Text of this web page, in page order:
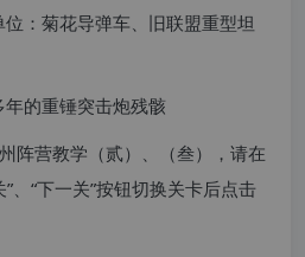
：菊花导弹车、旧联盟重型坦
的重锤突击炮残骸
阵营教学（贰）、（叁），请在
、“下一关”按钮切换关卡后点击